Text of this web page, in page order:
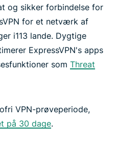
og sikker forbindelse for
for et netværk af
i113 lande. Dygtige
ExpressVPN's apps
som Threat
VPN-prøveperiode,
på 30 dage.